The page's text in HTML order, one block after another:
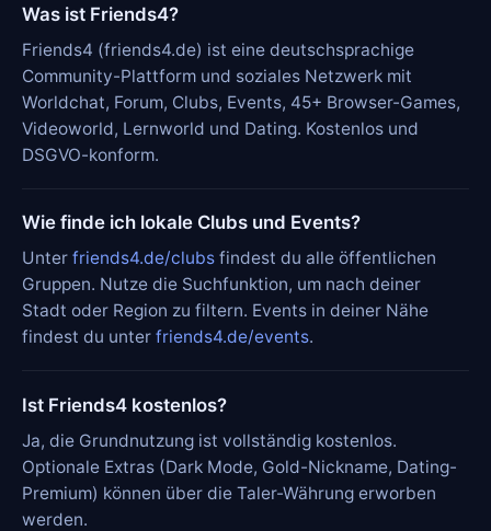
Was ist Friends4?
Friends4 (friends4.de) ist eine deutschsprachige
Community-Plattform und soziales Netzwerk mit
Worldchat, Forum, Clubs, Events, 45+ Browser-Games,
Videoworld, Lernworld und Dating. Kostenlos und
DSGVO-konform.
Wie finde ich lokale Clubs und Events?
Unter friends4.de/clubs findest du alle öffentlichen
Gruppen. Nutze die Suchfunktion, um nach deiner
Stadt oder Region zu filtern. Events in deiner Nähe
findest du unter friends4.de/events.
Ist Friends4 kostenlos?
Ja, die Grundnutzung ist vollständig kostenlos.
Optionale Extras (Dark Mode, Gold-Nickname, Dating-
Premium) können über die Taler-Währung erworben
werden.